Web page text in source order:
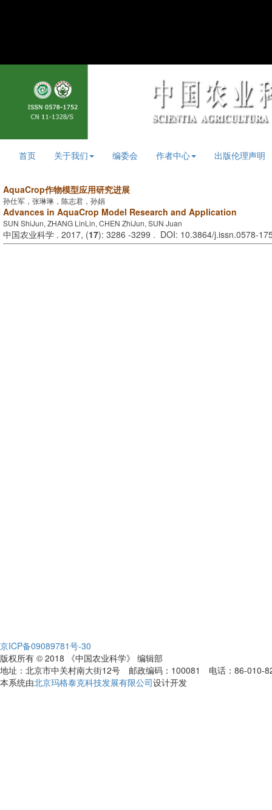
首页 关于我们 编委会 作者中心 出版伦理声明
AquaCrop作物模型应用研究进展
孙仕军，张琳琳，陈志君，孙娟
Advances in AquaCrop Model Research and Application
SUN ShiJun, ZHANG LinLin, CHEN ZhiJun, SUN Juan
中国农业科学 . 2017, (17): 3286 -3299 . DOI: 10.3864/j.issn.0578-
京ICP备09089781号-30
版权所有 © 2018 《中国农业科学》 编辑部
地址：北京市中关村南大街12号 邮政编码：100081 电话：86-010-
本系统由北京玛格泰克科技发展有限公司设计开发